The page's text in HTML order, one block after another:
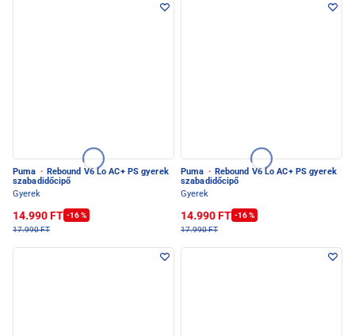
Puma · Rebound V6 Lo AC+ PS gyerek
szabadidőcipő
Gyerek
14.990 FT -16 %
17.990 FT
Puma · Rebound V6 Lo AC+ PS gyerek
szabadidőcipő
Gyerek
14.990 FT -16 %
17.990 FT